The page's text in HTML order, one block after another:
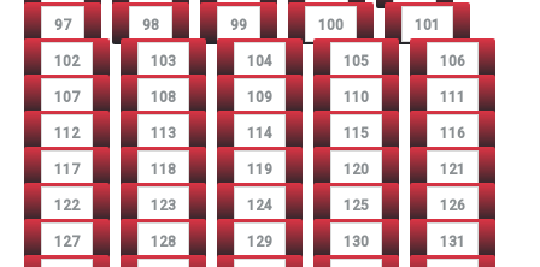
97 98 99 100 101
102 103 104 105 106
107 108 109 110 111
112 113 114 115 116
117 118 119 120 121
122 123 124 125 126
127 128 129 130 131